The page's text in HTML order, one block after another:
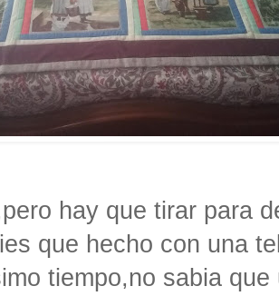
hay que tirar para
que hecho con una
tiempo,no sabia